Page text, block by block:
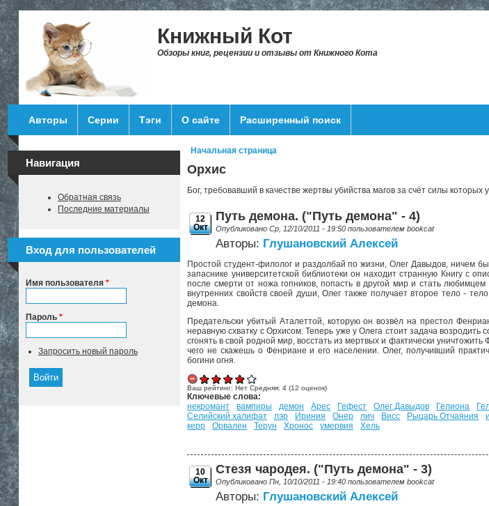
Перейти к основному содержанию
Книжный Кот
Обзоры книг, рецензии и отзывы от Книжного Кота
Авторы Серии Тэги О сайте Расширенный поиск
Навигация
Обратная связь
Последние материалы
Вход для пользователей
Имя пользователя *
Пароль *
Запросить новый пароль
Вы здесь
Начальная страница
Орхис
Бог, требовавший в качестве жертвы убийства магов за счёт силы
12
Окт
Путь демона. ("Путь демона" - 4)
Опубликовано Ср, 12/10/2011 - 19:50 пользователемbookcat
Авторы: Глушановский Алексей
Простой студент-филолог и раздолбай по жизни, Олег Давыдов, ничем
запаснике университетской библиотеки он находит странную Книгу с
после смерти от ножа гопников, попасть в другой мир и стать
внутренних свойств своей души, Олег также получает второе тело -
демона.
Предательски убитый Аталеттой, которую он возвёл на престол
неравную схватку с Орхисом. Теперь уже у Олега стоит задача
сгонять в свой родной мир, восстать из мертвых и фактически
чего не скажешь о Фенриане и его населении. Олег, получивший
богини огня.
Ваш рейтинг:Нет Средняя:4 (12 оценок)
Ключевые слова:
некромант
вампиры демон Арес Гефест Олег Давыдов Гелиона
Селийский халифат
лэр Ириния Онер лич Висс Рыцарь Отчаяния
керр
Орвален Терун Хронос умервия
Хель
10
Окт
Стезя чародея. ("Путь демона" - 3)
Опубликовано Пн, 10/10/2011 - 19:40 пользователемbookcat
Авторы: Глушановский Алексей